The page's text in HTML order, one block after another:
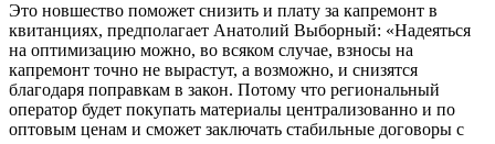
Это новшество поможет снизить и плату за капремонт в
квитанциях, предполагает Анатолий Выборный: «Надеяться
на оптимизацию можно, во всяком случае, взносы на
капремонт точно не вырастут, а возможно, и снизятся
благодаря поправкам в закон. Потому что региональный
оператор будет покупать материалы централизованно и по
оптовым ценам и сможет заключать стабильные договоры с